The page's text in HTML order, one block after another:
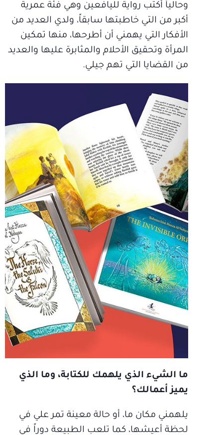
وحالياً أكتب رواية لليافعين وهي فئة عمرية
أكبر من التي خاطبتها سابقاً، ولدي العديد من
الأفكار التي يهمني أن أطرحها، منها تمكين
المرأة وتحقيق الأحلام والمثابرة عليها والعديد
من القضايا التي تهم جيلي.
ما الشيء الذي يلهمك للكتابة، وما الذي
يميز أعمالك؟
يلهمني مكان ما، أو حالة معينة تمر علي في
لحظة أعيشها، كما تلعب الطبيعة دوراً في